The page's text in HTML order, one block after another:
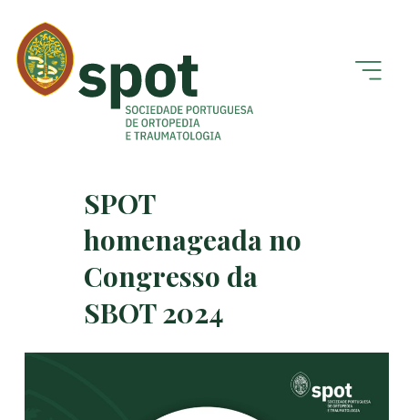
SPOT
homenageada no
Congresso da
SBOT 2024